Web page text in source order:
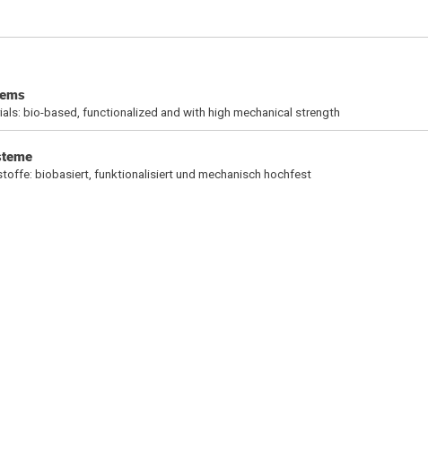
bio-based, functionalized and with high mechanical strength
biobasiert, funktionalisiert und mechanisch hochfest